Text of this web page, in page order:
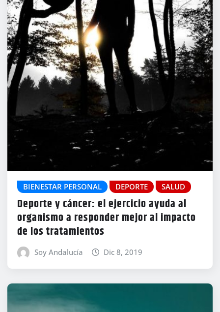
BIENESTAR PERSONAL DEPORTE SALUD
Deporte y cáncer: el ejercicio ayuda al
organismo a responder mejor al impacto
de los tratamientos
Soy Andalucía Dic 8, 2019